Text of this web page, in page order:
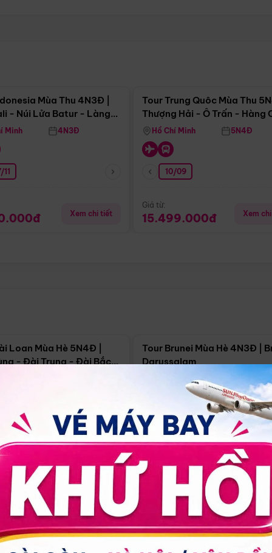
Mùa Thu 4N3Đ |
- Núi Lửa Batur - Làng
Minh 4N3Đ
11
Xem chi tiết
Tour Trung Quôc Mùa Thu
Thượng Hải - Ô Trấn - Hàng
(Tour Không Shopping)
Hồ Chí Minh 5N4Đ
10/09
Giá từ:
15.499.000đ Xem
Loan Mùa Hè 5N4Đ |
- Đài Trung - Đài Bắc
18/09
Tour Brunei Mùa Hè 4N3Đ |
Darussalam
Hồ Chí Minh 4N3Đ
30/08 17/09 24/09
14.499.000đ Xem chi